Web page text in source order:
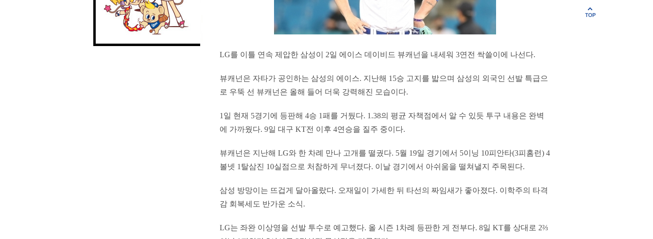
LG를 이틀 연속 제압한 삼성이 2일 에이스 데이비드 뷰캐넌을 내세워 3연전 싹쓸이에 나선다.
뷰캐넌은 자타가 공인하는 삼성의 에이스. 지난해 15승 고지를 밟으며 삼성의 외국인 선발 특급으
로 우뚝 선 뷰캐넌은 올해 들어 더욱 강력해진 모습이다.
1일 현재 5경기에 등판해 4승 1패를 거뒀다. 1.38의 평균 자책점에서 알 수 있듯 투구 내용은 완벽
에 가까웠다. 9일 대구 KT전 이후 4연승을 질주 중이다.
뷰캐넌은 지난해 LG와 한 차례 만나 고개를 떨궜다. 5월 19일 경기에서 5이닝 10피안타(3피홈런) 4
볼넷 1탈삼진 10실점으로 처참하게 무너졌다. 이날 경기에서 아쉬움을 떨쳐낼지 주목된다.
삼성 방망이는 뜨겁게 달아올랐다. 오재일이 가세한 뒤 타선의 짜임새가 좋아졌다. 이학주의 타격
감 회복세도 반가운 소식.
LG는 좌완 이상영을 선발 투수로 예고했다. 올 시즌 1차례 등판한 게 전부다. 8일 KT를 상대로 2⅔